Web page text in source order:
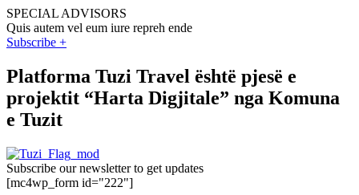
SPECIAL ADVISORS
Quis autem vel eum iure repreh ende
Subscribe +
Platforma Tuzi Travel është pjesë e
projektit “Harta Digjitale” nga Komuna
e Tuzit
Subscribe our newsletter to get updates
[mc4wp_form id="222"]